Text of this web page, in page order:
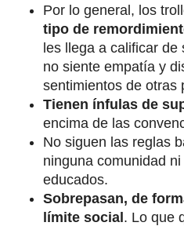
Por lo general, los
tipo de
les llega a calificar de
no siente empatía y
sentimientos de otras
Tienen ínfulas de
encima de las
No siguen las reglas
ninguna comunidad
educados.
Sobrepasan, de
límite social. Lo que